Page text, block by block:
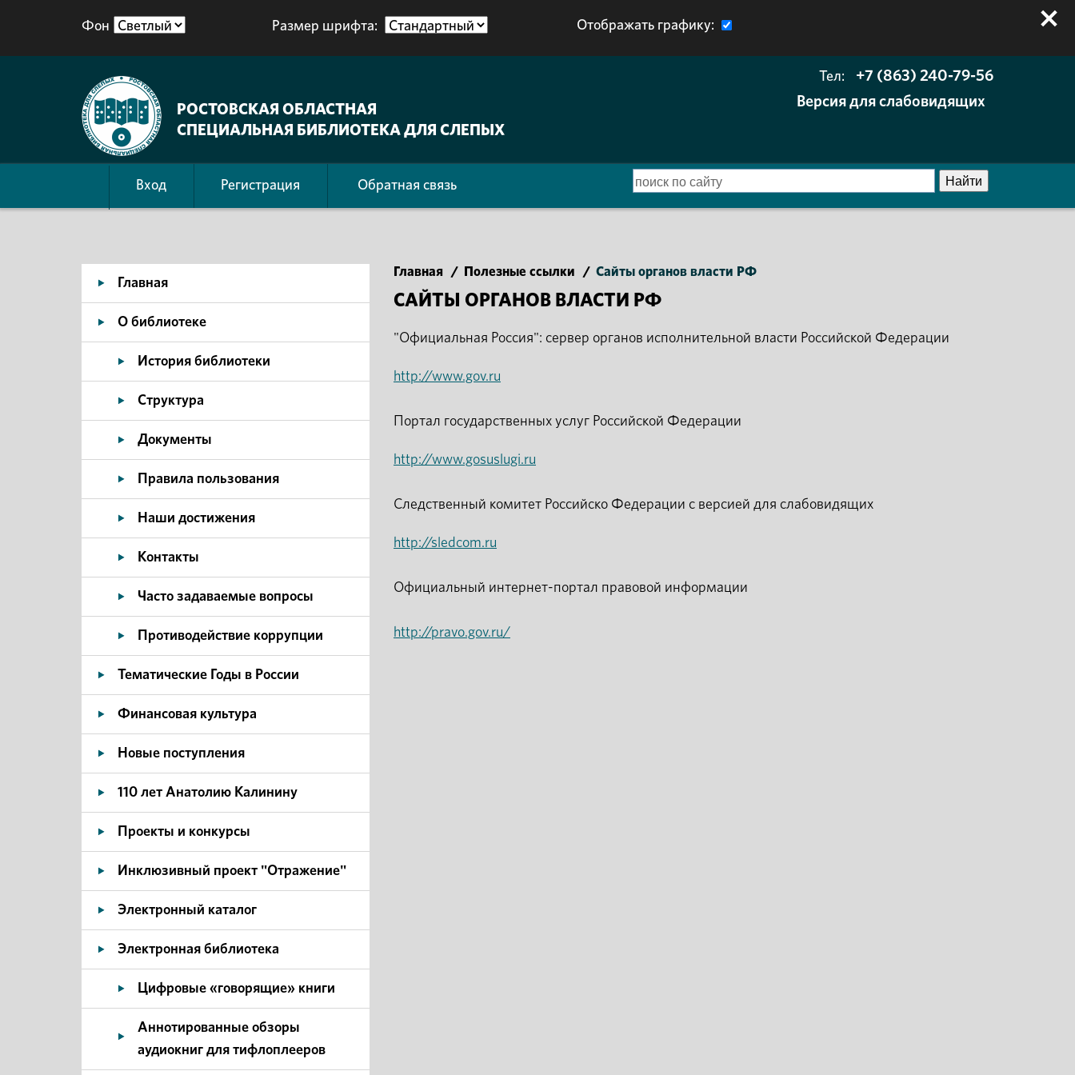
Фон Размер шрифта: Отображать графику:
РОСТОВСКАЯ ОБЛАСТНАЯ
СПЕЦИАЛЬНАЯ БИБЛИОТЕКА ДЛЯ СЛЕПЫХ
Тел:
+7 (863) 240-79-56
Версия для слабовидящих
Вход Регистрация Обратная связь
Главная
О библиотеке
История библиотеки
Структура
Документы
Правила пользования
Наши достижения
Контакты
Часто задаваемые вопросы
Противодействие коррупции
Тематические Годы в России
Финансовая культура
Новые поступления
110 лет Анатолию Калинину
Проекты и конкурсы
Инклюзивный проект "Отражение"
Электронный каталог
Электронная библиотека
Цифровые «говорящие» книги
Аннотированные обзоры
аудиокниг для тифлоплееров
Главная / Полезные ссылки / Сайты органов власти РФ
САЙТЫ ОРГАНОВ ВЛАСТИ РФ
"Официальная Россия": сервер органов исполнительной власти Российской Федерации
http://www.gov.ru
Портал государственных услуг Российской Федерации
http://www.gosuslugi.ru
Следственный комитет Российско Федерации с версией для слабовидящих
http://sledcom.ru
Официальный интернет-портал правовой информации
http://pravo.gov.ru/